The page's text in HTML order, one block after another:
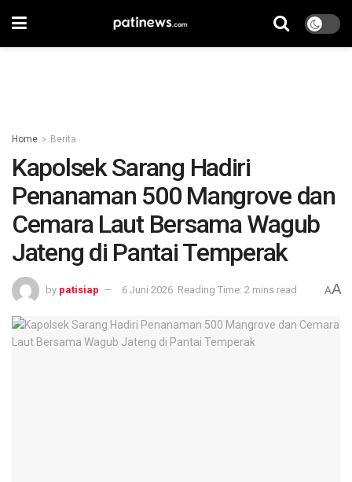
Home Berita
Kapolsek Sarang Hadiri
Penanaman 500 Mangrove dan
Cemara Laut Bersama Wagub
Jateng di Pantai Temperak
by patisiap 6 Juni 2026 Reading Time: 2 mins read AA